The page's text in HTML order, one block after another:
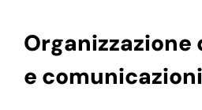
e comunicazioni